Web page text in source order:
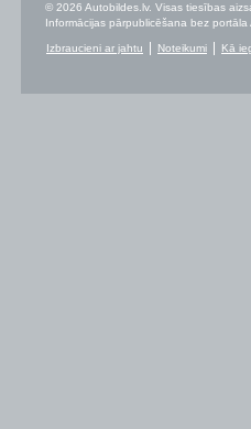
© 2026 Autobildes.lv. Visas tiesības
Informācijas pārpublicēšana bez
Izbraucieni ar jahtu Noteikumi Kā